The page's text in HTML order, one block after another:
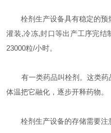
栓剂生产设备具有稳定的预
灌装,冷冻,封口等出产工序完结
23000粒/小时。
有一类药品叫栓剂。这类药
体温把它融化，逐步开释药物。
栓剂生产设备的存储需要注